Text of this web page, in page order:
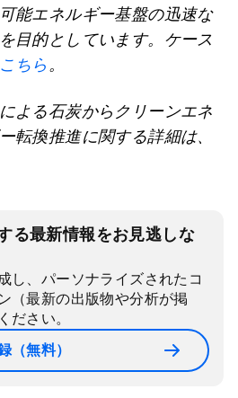
能エネルギー基盤の迅速な
目的としています。ケース
こちら 。
よる石炭からクリーンエネ
転換推進に関する詳細は、
る最新情報をお見逃しな
し、パーソナライズされたコ
（最新の出版物や分析が掲
ださい。
（無料）